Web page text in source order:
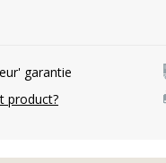
garantie
product?